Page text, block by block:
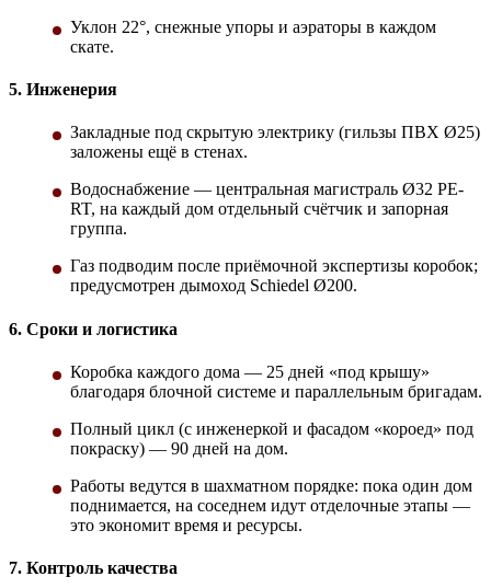
Уклон 22°, снежные упоры и аэраторы в каждом
скате.
5. Инженерия
Закладные под скрытую электрику (гильзы ПВХ Ø25)
заложены ещё в стенах.
Водоснабжение — центральная магистраль Ø32 PE-
RT, на каждый дом отдельный счётчик и запорная
группа.
Газ подводим после приёмочной экспертизы коробок;
предусмотрен дымоход Schiedel Ø200.
6. Сроки и логистика
Коробка каждого дома — 25 дней «под крышу»
благодаря блочной системе и параллельным бригадам.
Полный цикл (с инженеркой и фасадом «короед» под
покраску) — 90 дней на дом.
Работы ведутся в шахматном порядке: пока один дом
поднимается, на соседнем идут отделочные этапы —
это экономит время и ресурсы.
7. Контроль качества